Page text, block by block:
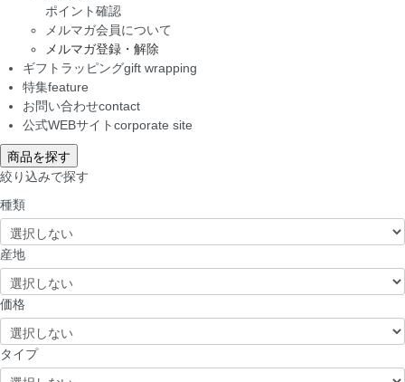
ポイント確認
メルマガ会員について
メルマガ登録・解除
ギフトラッピングgift wrapping
特集feature
お問い合わせcontact
公式WEBサイトcorporate site
商品を探す
絞り込みで探す
種類
産地
価格
タイプ